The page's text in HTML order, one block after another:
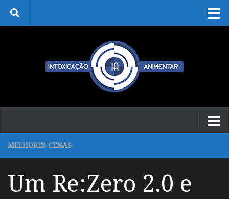
Skip to content
MELHORES CENAS
Um Re:Zero 2.0 e